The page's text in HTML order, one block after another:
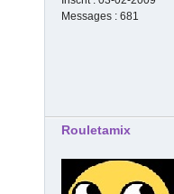
Messages : 681
Rouletamix